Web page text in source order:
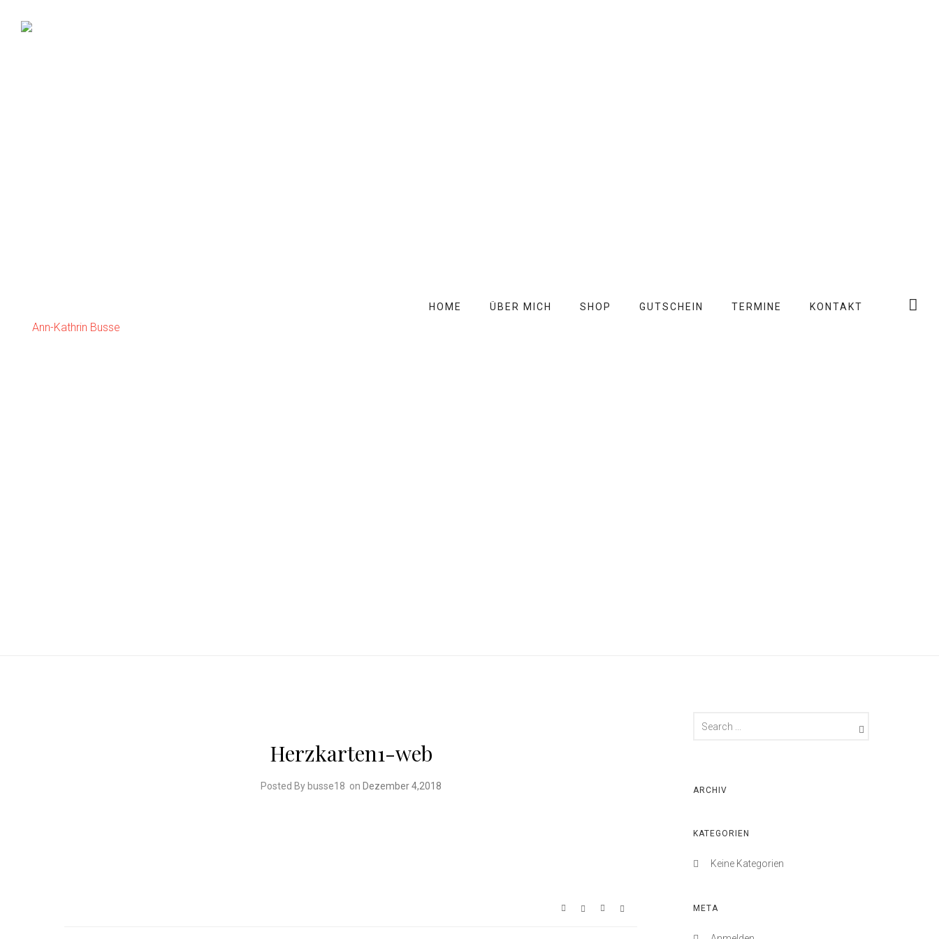
HOME ÜBER MICH SHOP GUTSCHEIN TERMINE KONTAKT
Herzkarten1-web
Posted By busse18 on Dezember 4,2018 ARCHIV
KATEGORIEN
Keine Kategorien
META